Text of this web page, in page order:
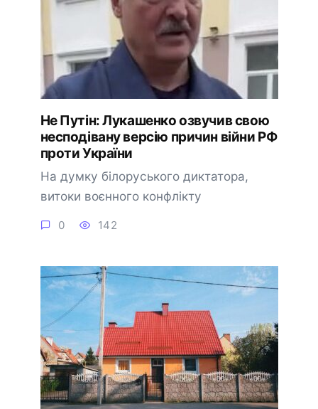
Не Путін: Лукашенко озвучив свою
несподівану версію причин війни РФ
проти України
На думку білоруського диктатора,
витоки воєнного конфлікту
0 142